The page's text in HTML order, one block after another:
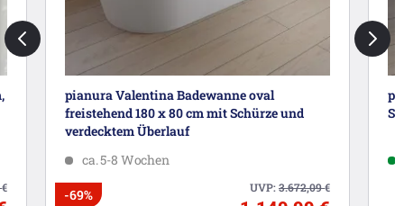
€
pianura Valentina Badewanne oval
freistehend 180 x 80 cm mit Schürze und
verdecktem Überlauf
ca. 5-8 Wochen
UVP:3.672,09€
-69%